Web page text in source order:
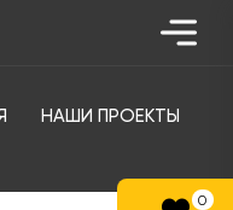
НАШИ ПРОЕКТЫ
0